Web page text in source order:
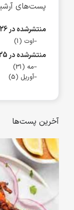
پست‌های
منتشرشده در 2026 (1)
اوت (1)
منتشرشده در 2025 (36)
مه (31)
آوریل (5)
آخرین پست‌ها